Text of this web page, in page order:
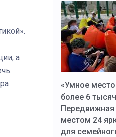
а
Алексей
со
«Умное
более 6
местом 24
для